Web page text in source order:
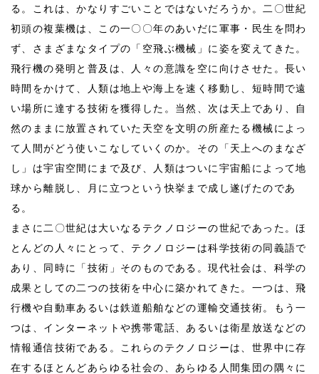
る。これは、かなりすごいことではないだろうか。二〇世紀
初頭の複葉機は、この一〇〇年のあいだに軍事・民生を問わ
ず、さまざまなタイプの「空飛ぶ機械」に姿を変えてきた。
飛行機の発明と普及は、人々の意識を空に向けさせた。長い
時間をかけて、人類は地上や海上を速く移動し、短時間で遠
い場所に達する技術を獲得した。当然、次は天上であり、自
然のままに放置されていた天空を文明の所産たる機械によっ
て人間がどう使いこなしていくのか。その「天上へのまなざ
し」は宇宙空間にまで及び、人類はついに宇宙船によって地
球から離脱し、月に立つという快挙まで成し遂げたのであ
る。
まさに二〇世紀は大いなるテクノロジーの世紀であった。ほ
とんどの人々にとって、テクノロジーは科学技術の同義語で
あり、同時に「技術」そのものである。現代社会は、科学の
成果としての二つの技術を中心に築かれてきた。一つは、飛
行機や自動車あるいは鉄道船舶などの運輸交通技術。もう一
つは、インターネットや携帯電話、あるいは衛星放送などの
情報通信技術である。これらのテクノロジーは、世界中に存
在するほとんどあらゆる社会の、あらゆる人間集団の隅々に